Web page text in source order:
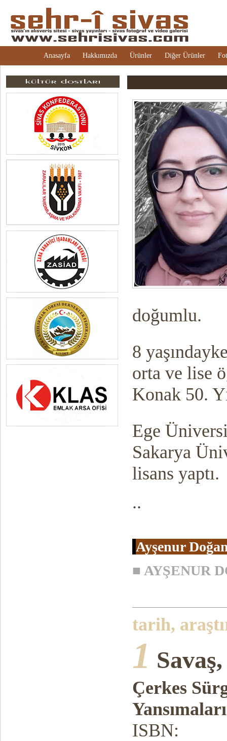
Anasayfa Hakkımızda Ürünler Diğer Ürünler
doğumlu.
8
orta ve lise
Konak 50.
Ege
Sakarya
lisans yaptı.
..
Ayşenur
■ AYŞENUR
tarih,
1
Çerkes
ISBN: